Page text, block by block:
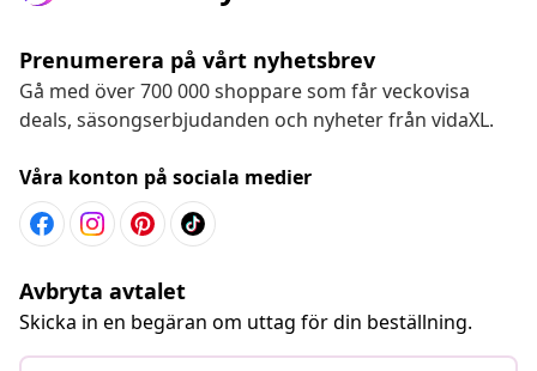
Prenumerera på vårt nyhetsbrev
Gå med över 700 000 shoppare som får veckovisa
deals, säsongserbjudanden och nyheter från vidaXL.
Våra konton på sociala medier
Avbryta avtalet
Skicka in en begäran om uttag för din beställning.